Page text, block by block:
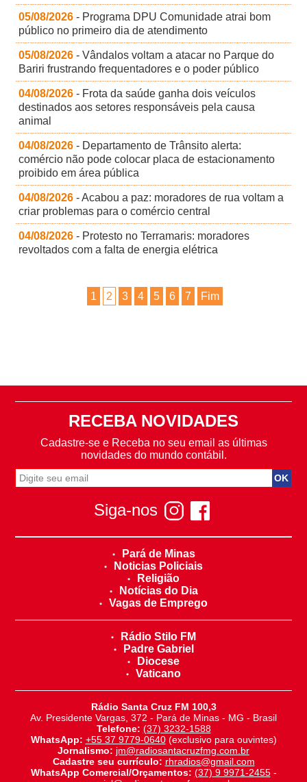
05/08/2026 - Programa DPU Comunidade atrai bom
público no primeiro dia de atendimento
05/08/2026 - Vândalos voltam a atacar no Parque do
Bariri frustrando frequentadores e o poder público
04/08/2026 - Frota da saúde ganha dois veículos
destinados aos setores responsáveis pela causa
animal
04/08/2026 - Departamento de Trânsito alerta:
comércio não pode colocar placa de estacionamento
proibido em área pública
04/08/2026 - Acabou a paz: moradores de rua voltam a
criar problemas para o comércio central
04/08/2026 - Protesto no Terramaris: moradores
revoltados com a falta de energia elétrica
1 2 3 4 5 6 7 Fim
RECEBA NOVIDADES
Cadastre-se e Receba no seu email as últimas
novidades do mundo contábil.
Siga-nos
Pará de Minas
Noticias Policiais
Religião
Notícias do Dia
Vagas de Emprego
Rádio Stilo FM
Padre Gabriel
Diocese
Vaticano
Rádio Santa Cruz FM 100,3
Av. Presidente Vargas, 372 - Pará de Minas - MG - Brasil
Telefone: (37) 3232-1588
WhatsApp: +55 37 9779-0640(exclusivo para ouvintes)
Jornalismo: jm@radiosantacruzfmg.com.br
Cadastre seu currículo: rhradios@gmail.com
WhatsApp Comercial/Orçamentos: (37) 9 9971-2455-